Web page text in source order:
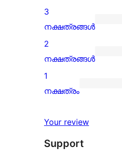
reviews
4-
star
reviews
0
3-
star
reviews
3
നക്ഷത്രങ്ങൾ
0
2-
star
2
നക്ഷത്രങ്ങൾ
4
star
1
നക്ഷത്രം
Your review
Support